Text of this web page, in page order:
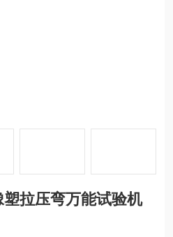
拉压弯万能试验机